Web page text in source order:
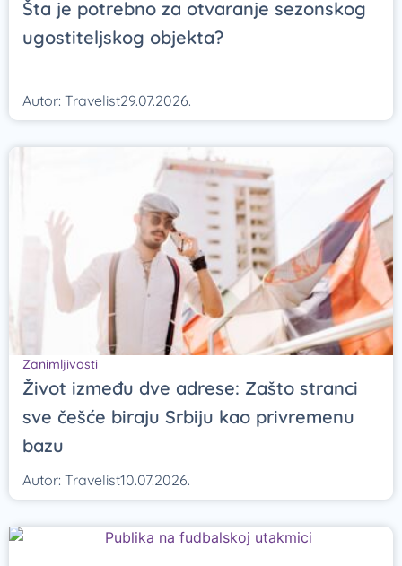
Šta je potrebno za otvaranje sezonskog
ugostiteljskog objekta?
Autor: Travelist29.07.2026.
Zanimljivosti
Život između dve adrese: Zašto stranci
sve češće biraju Srbiju kao privremenu
bazu
Autor: Travelist10.07.2026.